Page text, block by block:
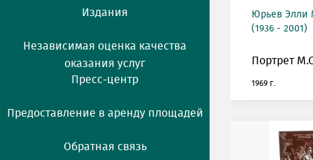
Издания
Независимая оценка качества
оказания услуг
Пресс-центр
Предоставление в аренду площадей
Обратная связь
Юрьев Элли
(1936 - 2001)
Портрет
1969 г.